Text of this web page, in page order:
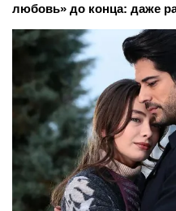
любовь» до конца: даже